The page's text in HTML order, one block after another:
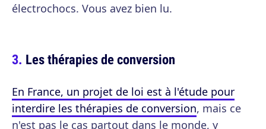
électrochocs. Vous avez bien lu.
Les thérapies de conversion
En France, un projet de loi est à l'étude pour
interdire les thérapies de conversion, mais ce
n'est pas le cas partout dans le monde, y